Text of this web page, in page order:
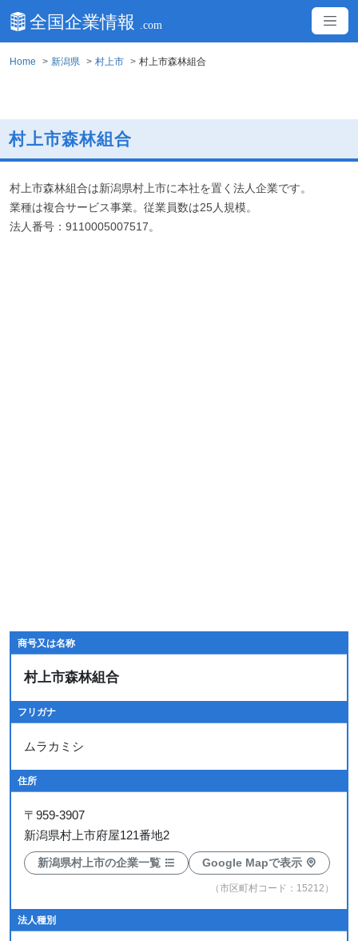
Home 新潟県 村上市 村上市森林組合
村上市森林組合
村上市森林組合は新潟県村上市に本社を置く法人企業です。
業種は複合サービス事業。従業員数は25人規模。
法人番号：9110005007517。
商号又は名称
村上市森林組合
フリガナ
ムラカミシ
住所
〒 959-3907
新潟県村上市府屋121番地2
新潟県村上市の企業一覧 Google Mapで表示
（市区町村コード：15212）
法人種別